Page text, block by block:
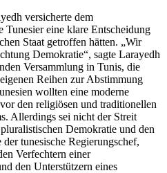
versicherte dem
Tunesier eine klare Entscheidung
Staat getroffen hätten. „Wir
Demokratie“, sagte Larayedh
Versammlung in Tunis, die
Reihen zur Abstimmung
wollten eine moderne
den religiösen und traditionellen
Allerdings sei nicht der Streit
Demokratie und den
tunesische Regierungschef,
Verfechtern einer
den Unterstützern eines